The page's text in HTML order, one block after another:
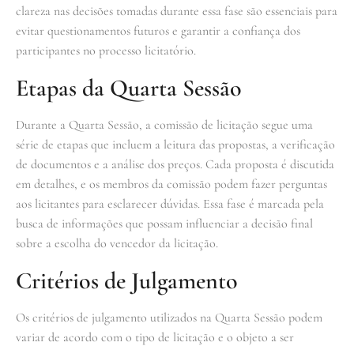
clareza nas decisões tomadas durante essa fase são essenciais para
evitar questionamentos futuros e garantir a confiança dos
participantes no processo licitatório.
Etapas da Quarta Sessão
Durante a Quarta Sessão, a comissão de licitação segue uma
série de etapas que incluem a leitura das propostas, a verificação
de documentos e a análise dos preços. Cada proposta é discutida
em detalhes, e os membros da comissão podem fazer perguntas
aos licitantes para esclarecer dúvidas. Essa fase é marcada pela
busca de informações que possam influenciar a decisão final
sobre a escolha do vencedor da licitação.
Critérios de Julgamento
Os critérios de julgamento utilizados na Quarta Sessão podem
variar de acordo com o tipo de licitação e o objeto a ser